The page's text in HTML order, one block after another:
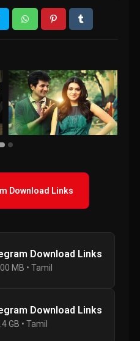
Download Links
Download Links
MB • Tamil
Download Links
GB • Tamil